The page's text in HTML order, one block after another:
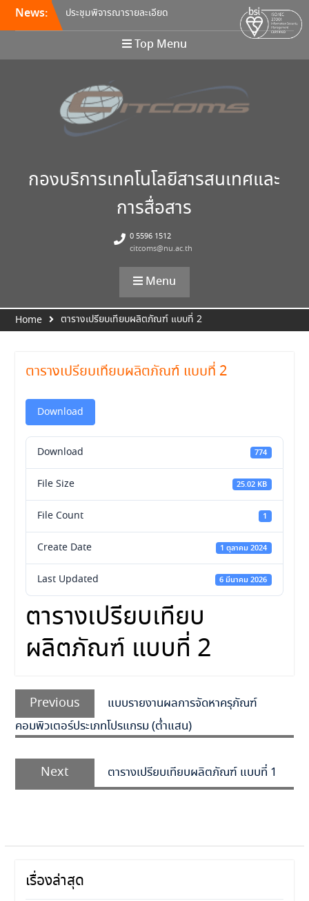
News:
ประชุมพิจารณารายละเอียด
คุณลักษณะ และกำหนดราคา
กลางครุภัณฑ์คอมพิวเตอร์ ครั้ง
ที่ 5/2569
Integration / Continuous
Deployment (CI/CD)
ขอเชิญเข้าร่วมการอบรมสัมมนา
“พัฒนาทักษะการเรียนการสอน
Top Menu
กองบริการเทคโนโลยีสารสนเทศและ
การสื่อสาร
0 5596 1512
citcoms@nu.ac.th
Menu
Home ตารางเปรียบเทียบผลิตภัณฑ์ แบบที่ 2
ตารางเปรียบเทียบผลิตภัณฑ์ แบบที่ 2
Download
Download 774
File Size 25.02 KB
File Count 1
Create Date 1 ตุลาคม 2024
Last Updated 6 มีนาคม 2026
ตารางเปรียบเทียบ
ผลิตภัณฑ์ แบบที่ 2
Previous
แบบรายงานผลการจัดหาครุภัณฑ์
คอมพิวเตอร์ประเภทโปรแกรม (ต่ำแสน)
Next ตารางเปรียบเทียบผลิตภัณฑ์ แบบที่ 1
เรื่องล่าสุด